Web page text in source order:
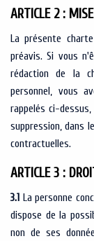
ARTICLE 2 :
La présente
préavis. Si vous
rédaction de la
personnel, vous
rappelés ci-
suppression, dans
contractuelles.
ARTICLE 3 :
3.1 La personne
dispose de la
non de ses